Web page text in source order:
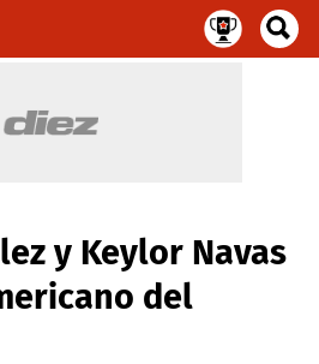
y Keylor Navas
del